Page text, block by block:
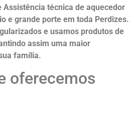
Assistência técnica de aquecedor
e grande porte em toda Perdizes.
e usamos produtos de
assim uma maior
família.
oferecemos